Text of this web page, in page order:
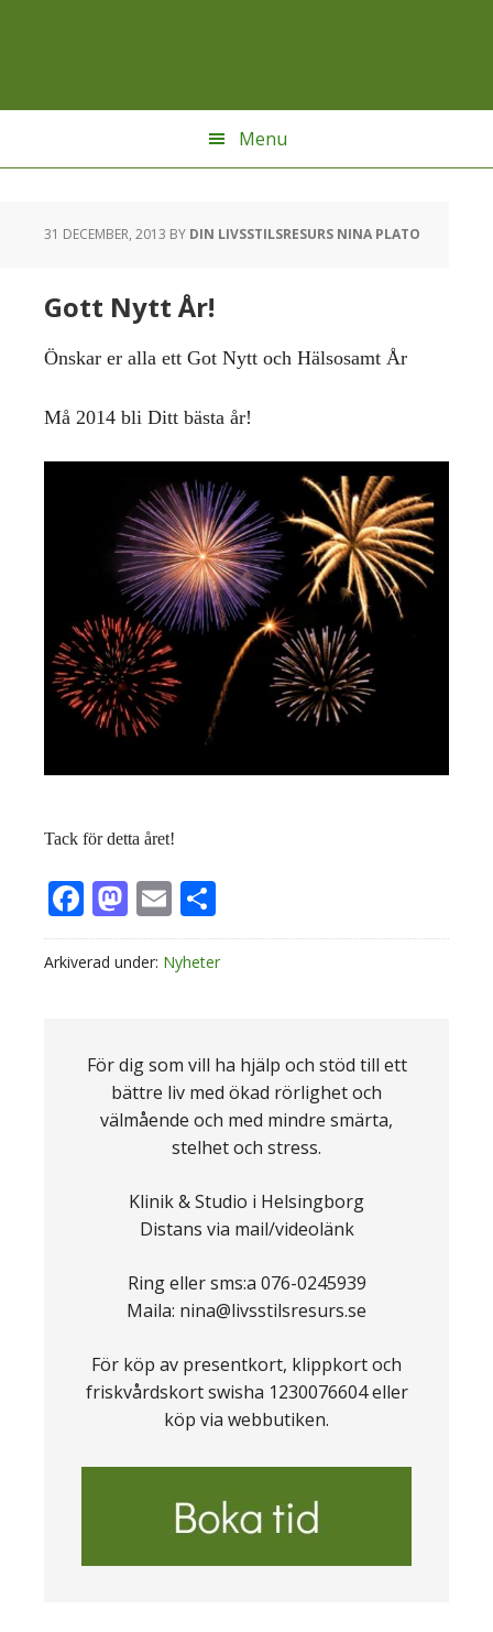
Menu
31 DECEMBER, 2013 BY DIN LIVSSTILSRESURS NINA PLATO
Gott Nytt År!
Önskar er alla ett Got Nytt och Hälsosamt År
Må 2014 bli Ditt bästa år!
Tack för detta året!
Facebook
Mastodon
Email
Arkiverad under: Nyheter
För dig som vill ha hjälp och stöd till ett
bättre liv med ökad rörlighet och
välmående och med mindre smärta,
stelhet och stress.
Klinik & Studio i Helsingborg
Distans via mail/videolänk
Ring eller sms:a 076-0245939
Maila: nina@livsstilsresurs.se
För köp av presentkort, klippkort och
friskvårdskort swisha 1230076604 eller
köp via webbutiken.